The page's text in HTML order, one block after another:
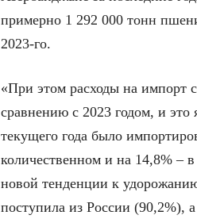
примерно 1 292 000 тонн
2023-го.
«При этом расходы на импорт
сравнению с 2023 годом, и это
текущего года было
количественном и на 14,8% –
новой тенденции к
поступила из России (90,2%),